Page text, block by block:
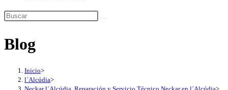
Blog
Inicio>
l´Alcúdia>